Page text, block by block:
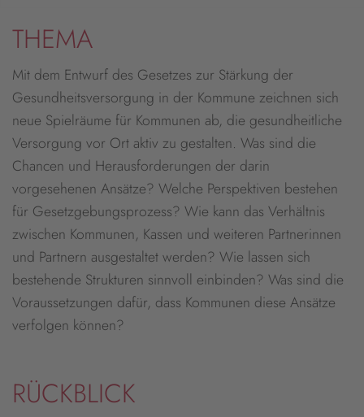
THEMA
Mit dem Entwurf des Gesetzes zur Stärkung der
Gesundheitsversorgung in der Kommune zeichnen sich
neue Spielräume für Kommunen ab, die gesundheitliche
Versorgung vor Ort aktiv zu gestalten. Was sind die
Chancen und Herausforderungen der darin
vorgesehenen Ansätze? Welche Perspektiven bestehen
für Gesetzgebungsprozess? Wie kann das Verhältnis
zwischen Kommunen, Kassen und weiteren Partnerinnen
und Partnern ausgestaltet werden? Wie lassen sich
bestehende Strukturen sinnvoll einbinden? Was sind die
Voraussetzungen dafür, dass Kommunen diese Ansätze
verfolgen können?
RÜCKBLICK